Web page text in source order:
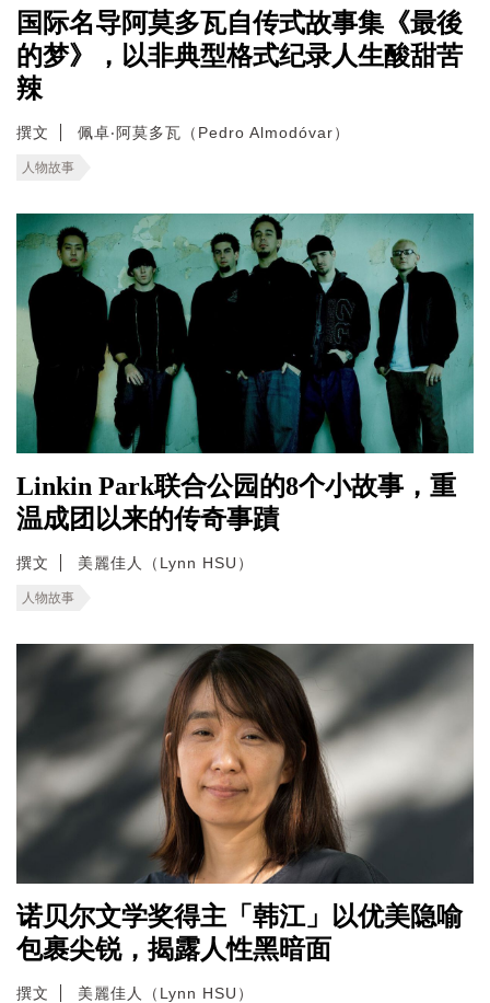
国际名导阿莫多瓦自传式故事集《最後
的梦》，以非典型格式纪录人生酸甜苦
辣
撰文 佩卓‧阿莫多瓦（Pedro Almodóvar）
人物故事
Linkin Park联合公园的8个小故事，重
温成团以来的传奇事蹟
撰文 美麗佳人（Lynn HSU）
人物故事
诺贝尔文学奖得主「韩江」以优美隐喻
包裹尖锐，揭露人性黑暗面
撰文 美麗佳人（Lynn HSU）